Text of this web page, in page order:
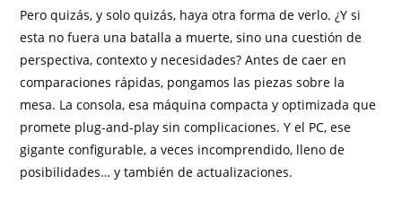
Pero quizás, y solo quizás, haya otra forma de verlo. ¿Y si
esta no fuera una batalla a muerte, sino una cuestión de
perspectiva, contexto y necesidades? Antes de caer en
comparaciones rápidas, pongamos las piezas sobre la
mesa. La consola, esa máquina compacta y optimizada que
promete plug-and-play sin complicaciones. Y el PC, ese
gigante configurable, a veces incomprendido, lleno de
posibilidades… y también de actualizaciones.